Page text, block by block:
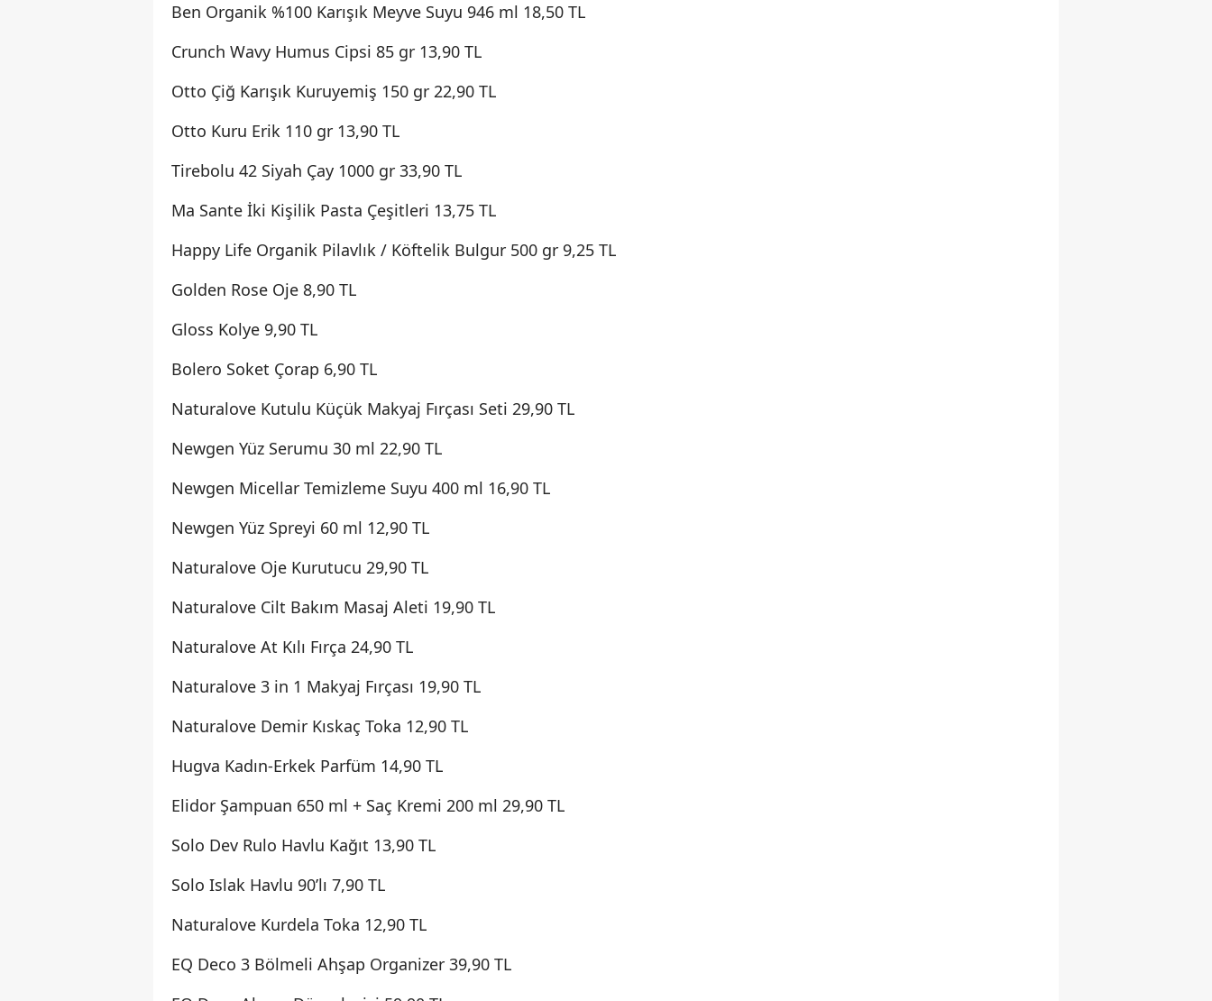
Ben Organik %100 Karışık Meyve Suyu 946 ml 18,50 TL
Crunch Wavy Humus Cipsi 85 gr 13,90 TL
Otto Çiğ Karışık Kuruyemiş 150 gr 22,90 TL
Otto Kuru Erik 110 gr 13,90 TL
Tirebolu 42 Siyah Çay 1000 gr 33,90 TL
Ma Sante İki Kişilik Pasta Çeşitleri 13,75 TL
Happy Life Organik Pilavlık / Köftelik Bulgur 500 gr 9,25 TL
Golden Rose Oje 8,90 TL
Gloss Kolye 9,90 TL
Bolero Soket Çorap 6,90 TL
Naturalove Kutulu Küçük Makyaj Fırçası Seti 29,90 TL
Newgen Yüz Serumu 30 ml 22,90 TL
Newgen Micellar Temizleme Suyu 400 ml 16,90 TL
Newgen Yüz Spreyi 60 ml 12,90 TL
Naturalove Oje Kurutucu 29,90 TL
Naturalove Cilt Bakım Masaj Aleti 19,90 TL
Naturalove At Kılı Fırça 24,90 TL
Naturalove 3 in 1 Makyaj Fırçası 19,90 TL
Naturalove Demir Kıskaç Toka 12,90 TL
Hugva Kadın-Erkek Parfüm 14,90 TL
Elidor Şampuan 650 ml + Saç Kremi 200 ml 29,90 TL
Solo Dev Rulo Havlu Kağıt 13,90 TL
Solo Islak Havlu 90’lı 7,90 TL
Naturalove Kurdela Toka 12,90 TL
EQ Deco 3 Bölmeli Ahşap Organizer 39,90 TL